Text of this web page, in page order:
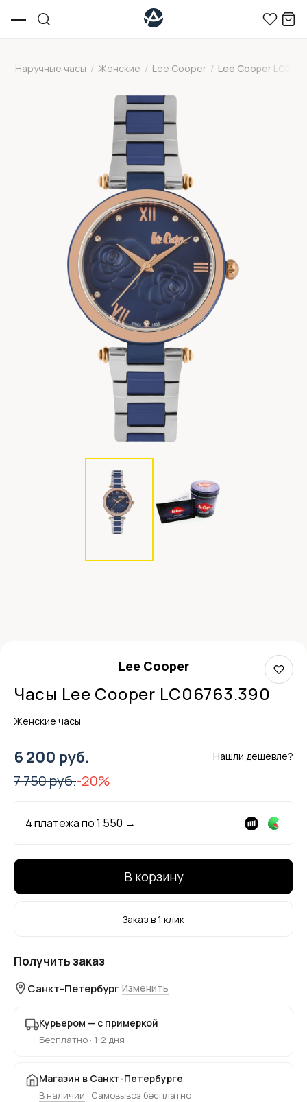
Наручные часы / Женские / Lee Cooper / Lee Cooper
Lee Cooper
Часы Lee Cooper LC06763.390
Женские часы
6 200 руб. Нашли дешевле?
7 750 руб.-20%
4 платежа по1 550 →
В корзину
Заказ в 1 клик
Получить заказ
Санкт-Петербург Изменить
Курьером — с примеркой
Бесплатно · 1-2 дня
Магазин в Санкт-Петербурге
В наличии · Самовывоз бесплатно